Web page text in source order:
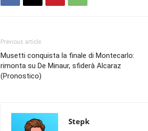
Previous article
Musetti conquista la finale di Montecarlo:
rimonta su De Minaur, sfiderà Alcaraz
(Pronostico)
Stepk